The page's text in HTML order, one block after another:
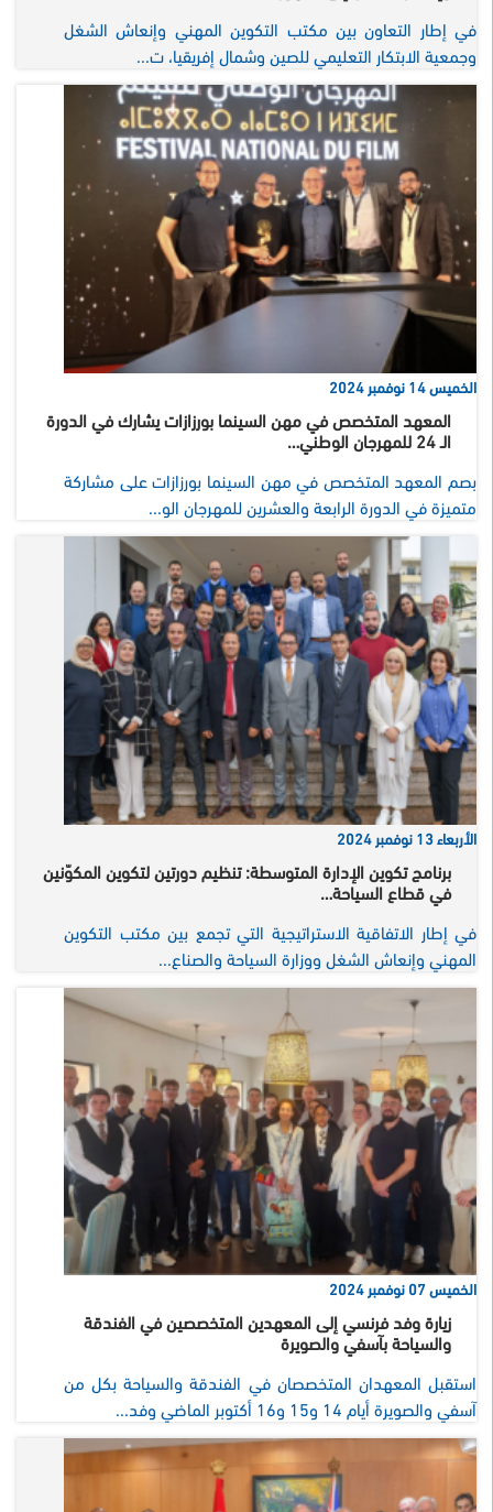
في إطار التعاون بين مكتب التكوين المهني وإنعاش الشغل
وجمعية الابتكار التعليمي للصين وشمال إفريقيا، ت...
الخميس 14 نوفمبر 2024
المعهد المتخصص في مهن السينما بورزازات يشارك في الدورة
الـ 24 للمهرجان الوطني…
بصم المعهد المتخصص في مهن السينما بورزازات على مشاركة
متميزة في الدورة الرابعة والعشرين للمهرجان الو...
الأربعاء 13 نوفمبر 2024
برنامج تكوين الإدارة المتوسطة: تنظيم دورتين لتكوين المكوّنين
في قطاع السياحة…
في إطار الاتفاقية الاستراتيجية التي تجمع بين مكتب التكوين
المهني وإنعاش الشغل ووزارة السياحة والصناع...
الخميس 07 نوفمبر 2024
زيارة وفد فرنسي إلى المعهدين المتخصصين في الفندقة
والسياحة بآسفي والصويرة
استقبل المعهدان المتخصصان في الفندقة والسياحة بكل من
آسفي والصويرة أيام 14 و15 و16 أكتوبر الماضي وفد...